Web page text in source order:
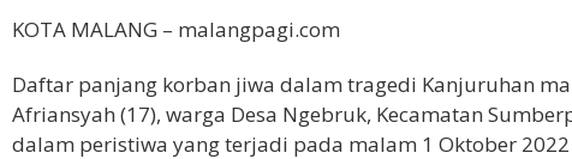
KOTA MALANG – malangpagi.com
Daftar panjang korban jiwa dalam tragedi Kanjuruhan
Afriansyah (17), warga Desa Ngebruk, Kecamatan
dalam peristiwa yang terjadi pada malam 1 Oktober